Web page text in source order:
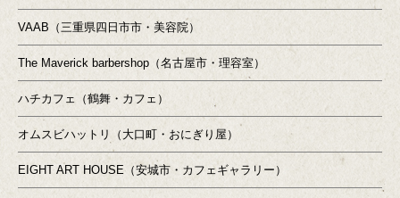
VAAB（三重県四日市市・美容院）
The Maverick barbershop（名古屋市・理容室）
ハチカフェ（鶴舞・カフェ）
オムスビハットリ（大口町・おにぎり屋）
EIGHT ART HOUSE（安城市・カフェギャラリー）